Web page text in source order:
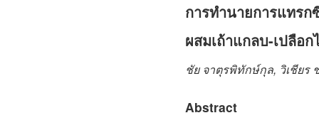
การทำนายการแทร
ผสมเถ้าแกลบ-เปลือ
ชัย จาตุรพิทักษ์กุล, วิเชียร
Abstract